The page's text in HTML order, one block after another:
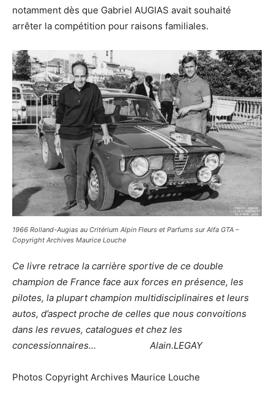
notamment dès que Gabriel AUGIAS avait souhaité
arrêter la compétition pour raisons familiales.
1966 Rolland-Augias au Critérium Alpin Fleurs et Parfums sur Alfa GTA –
Copyright Archives Maurice Louche
Ce livre retrace la carrière sportive de ce double
champion de France face aux forces en présence, les
pilotes, la plupart champion multidisciplinaires et leurs
autos, d’aspect proche de celles que nous convoitions
dans les revues, catalogues et chez les
concessionnaires… Alain.LEGAY
Photos Copyright Archives Maurice Louche